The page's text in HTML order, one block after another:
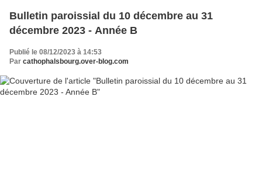
Bulletin paroissial du 10 décembre au 31
décembre 2023 - Année B
Publié le 08/12/2023 à 14:53
Par cathophalsbourg.over-blog.com